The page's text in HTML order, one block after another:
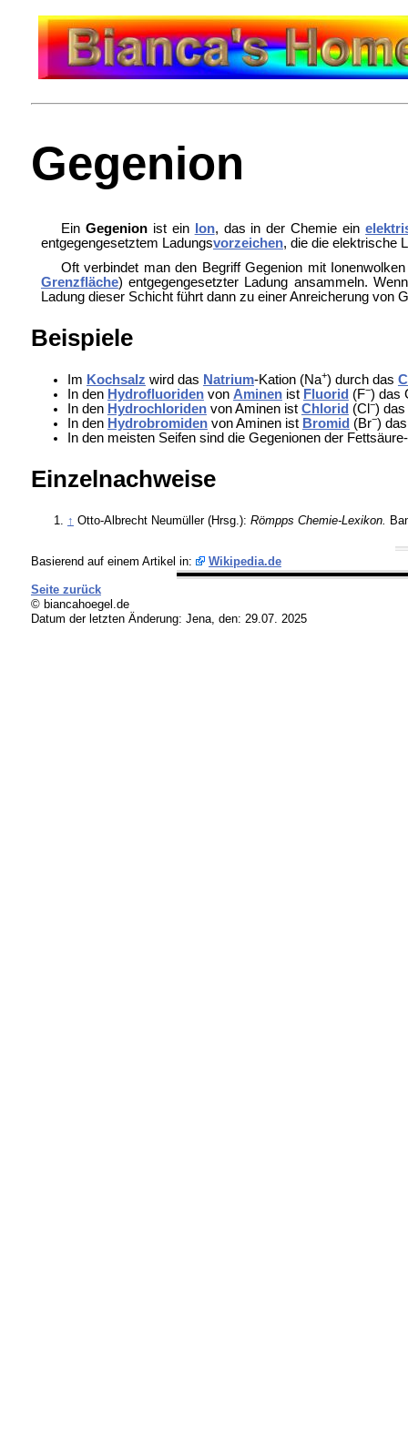
Gegenion
Ein Gegenionist ein Ion, das in der Chemie ein
entgegengesetztem Ladungsvorzeichen, die die elektrische
Oft verbindet man den Begriff Gegenion mit
Grenzfläche) entgegengesetzter Ladung ansammeln.
Ladung dieser Schicht führt dann zu einer Anreicherung von
Beispiele
Im Kochsalz wird das Natrium-Kation (Na+) durch das
In den Hydrofluoridenvon Aminenist Fluorid (F−) das
In den Hydrochloridenvon Aminen ist Chlorid (Cl −) das
In den Hydrobromidenvon Aminen ist Bromid (Br−)
In den meisten Seifen sind die Gegenionen der
Einzelnachweise
↑ Otto-Albrecht Neumüller (Hrsg.): Römpps Chemie-Lexikon.
Basierend auf einem Artikel in: Wikipedia.de
Seite zurück
© biancahoegel.de
Datum der letzten Änderung: Jena, den: 29.07. 2025